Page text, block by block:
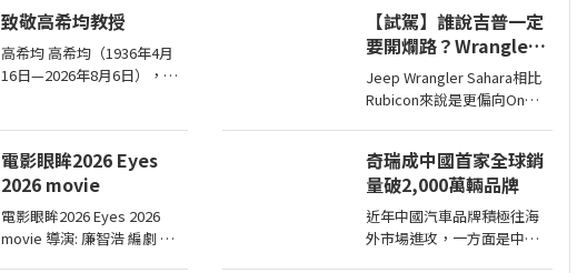
一如縱容，成了再難輕輕放
下的罪證
致敬高希均教授
高希均 高希均（1936年4月
16日—2026年8月6日），生
電影眼眸2026 Eyes
2026 movie
電影眼眸2026 Eyes 2026
movie 導演: 廉智浩 編劇 主
進入調查，之後甚至還擴大
範圍和技術工程分析，如今
則確認原因了。
【試駕】誰說吉普一定
要開爛路？Wrangler
Sahara開在平路一樣
順！
Jeep Wrangler Sahara相比
Rubicon來說是更偏向On
但這不表示Sahara的越野能
力就比較弱，絕大多數的越
野路面Sahara還是可以輕鬆
通過，但就跟標題講的一
奇瑞成中國首家全球銷
量破2,000萬輛品牌
近年中國汽車品牌積極往海
外市場進攻，一方面是中國